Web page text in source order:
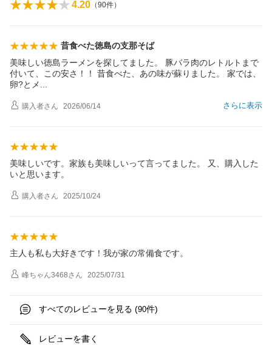
4.20 （90件）
昔食べた徳島の支那そば
美味しい徳島ラーメンを探してました。 豚バラ肉のレトルトまで
付いて、この安さ！！ 昔食べた、あの味が蘇りました。 家では、
卵?と メ
さらに表示
購入者さん 2026/06/14
美味しいです。家族も美味しいって言ってました。 又、購入した
いと思います。
購入者さん 2025/10/24
主人も私も大好きです！我が家の常備食です。
峰ちゃん3468さん 2025/07/31
すべてのレビューを見る (90件)
レビューを書く